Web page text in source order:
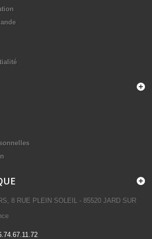
8 RUE PLEIN SOLEIL - 85520 JARD SUR